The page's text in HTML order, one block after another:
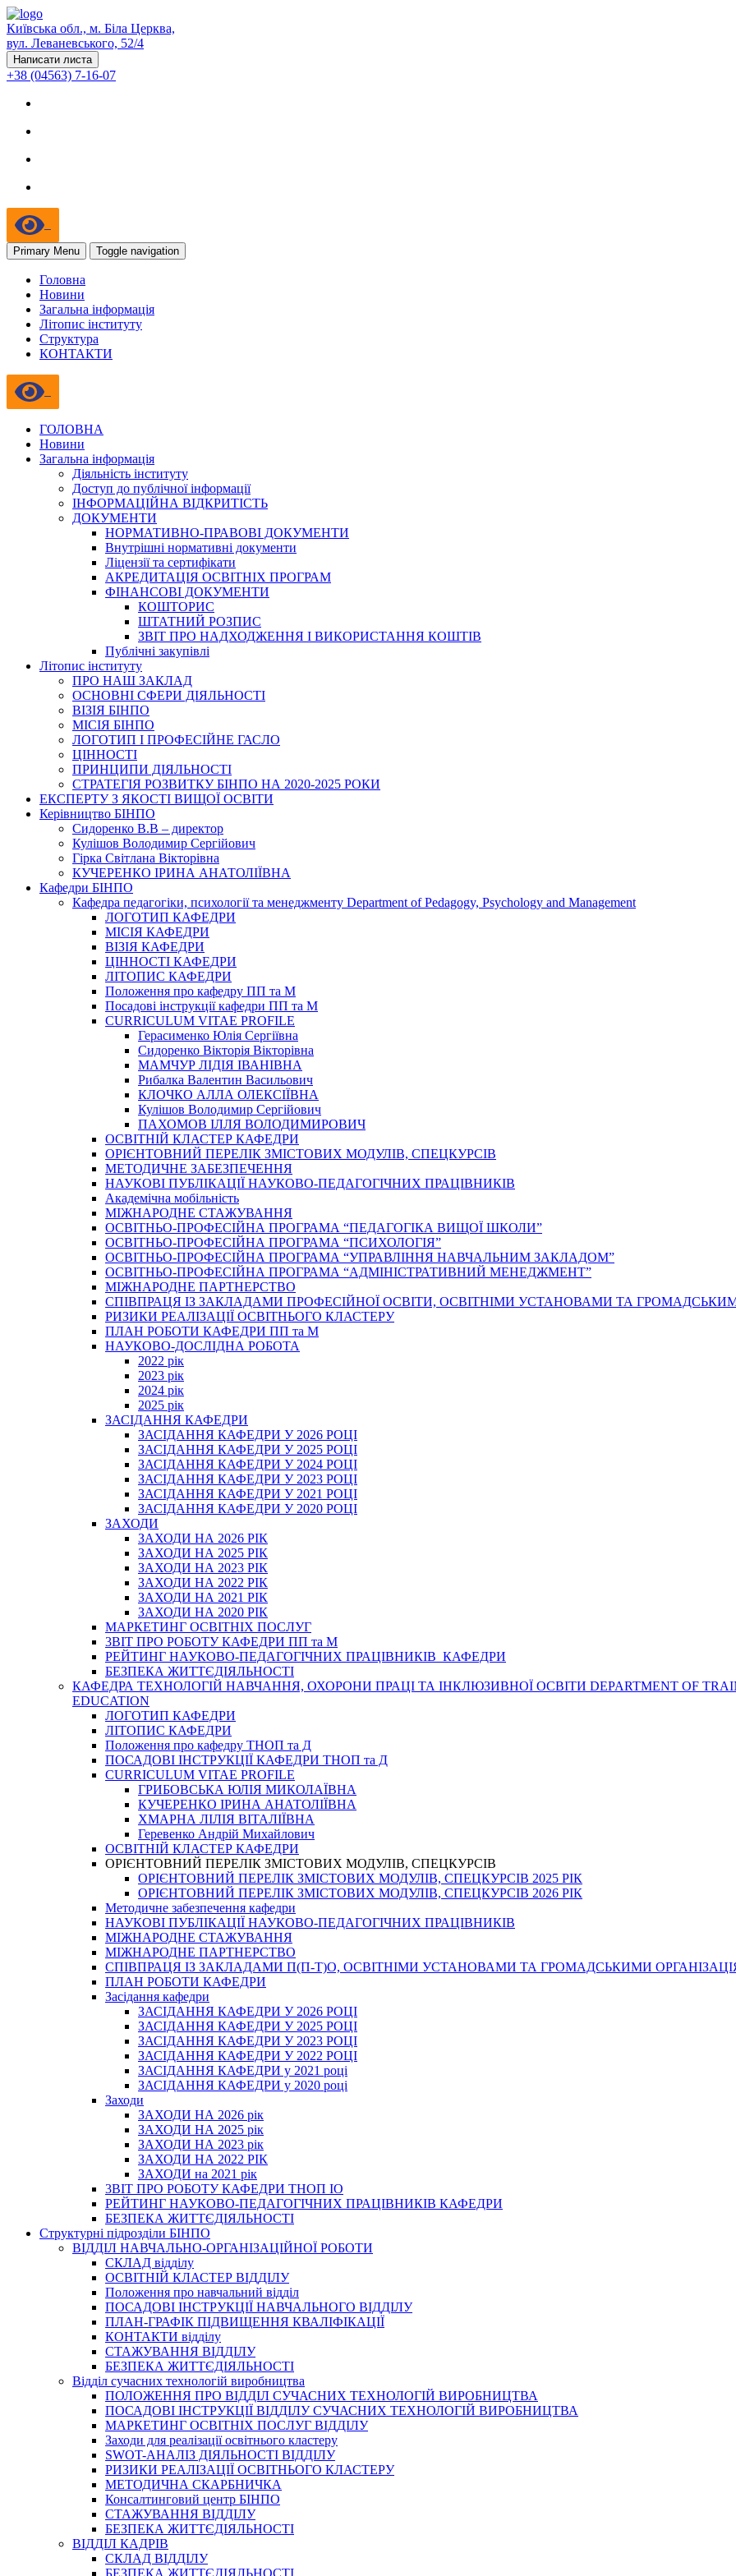
Київська обл., м. Біла Церква,
вул. Леваневського, 52/4
Написати листа
+38 (04563) 7-16-07
Primary Menu Toggle navigation
Головна
Новини
Загальна інформація
Літопис інституту
Структура
КОНТАКТИ
ГОЛОВНА
Новини
Загальна інформація
Діяльність інституту
Доступ до публічної інформації
ІНФОРМАЦІЙНА ВІДКРИТІСТЬ
ДОКУМЕНТИ
НОРМАТИВНО-ПРАВОВІ ДОКУМЕНТИ
Внутрішні нормативні документи
Ліцензії та сертифікати
АКРЕДИТАЦІЯ ОСВІТНІХ ПРОГРАМ
ФІНАНСОВІ ДОКУМЕНТИ
КОШТОРИС
ШТАТНИЙ РОЗПИС
ЗВІТ ПРО НАДХОДЖЕННЯ І ВИКОРИСТАННЯ КОШТІВ
Публічні закупівлі
Літопис інституту
ПРО НАШ ЗАКЛАД
ОСНОВНІ СФЕРИ ДІЯЛЬНОСТІ
ВІЗІЯ БІНПО
МІСІЯ БІНПО
ЛОГОТИП І ПРОФЕСІЙНЕ ГАСЛО
ЦІННОСТІ
ПРИНЦИПИ ДІЯЛЬНОСТІ
СТРАТЕГІЯ РОЗВИТКУ БІНПО НА 2020-2025 РОКИ
ЕКСПЕРТУ З ЯКОСТІ ВИЩОЇ ОСВІТИ
Керівництво БІНПО
Сидоренко В.В – директор
Кулішов Володимир Сергійович
Гірка Світлана Вікторівна
КУЧЕРЕНКО ІРИНА АНАТОЛІЇВНА
Кафедри БІНПО
Кафедра педагогіки, психології та менеджменту Department of Pedagogy, Psychology and Management
ЛОГОТИП КАФЕДРИ
МІСІЯ КАФЕДРИ
ВІЗІЯ КАФЕДРИ
ЦІННОСТІ КАФЕДРИ
ЛІТОПИС КАФЕДРИ
Положення про кафедру ПП та М
Посадові інструкції кафедри ПП та М
CURRICULUM VITAE PROFILE
Герасименко Юлія Сергіївна
Сидоренко Вікторія Вікторівна
МАМЧУР ЛІДІЯ ІВАНІВНА
Рибалка Валентин Васильович
КЛОЧКО АЛЛА ОЛЕКСІЇВНА
Кулішов Володимир Сергійович
ПАХОМОВ ІЛЛЯ ВОЛОДИМИРОВИЧ
ОСВІТНІЙ КЛАСТЕР КАФЕДРИ
ОРІЄНТОВНИЙ ПЕРЕЛІК ЗМІСТОВИХ МОДУЛІВ, СПЕЦКУРСІВ
МЕТОДИЧНЕ ЗАБЕЗПЕЧЕННЯ
НАУКОВІ ПУБЛІКАЦІЇ НАУКОВО-ПЕДАГОГІЧНИХ ПРАЦІВНИКІВ
Академічна мобільність
МІЖНАРОДНЕ СТАЖУВАННЯ
ОСВІТНЬО-ПРОФЕСІЙНА ПРОГРАМА “ПЕДАГОГІКА ВИЩОЇ ШКОЛИ”
ОСВІТНЬО-ПРОФЕСІЙНА ПРОГРАМА “ПСИХОЛОГІЯ”
ОСВІТНЬО-ПРОФЕСІЙНА ПРОГРАМА “УПРАВЛІННЯ НАВЧАЛЬНИМ ЗАКЛАДОМ”
ОСВІТНЬО-ПРОФЕСІЙНА ПРОГРАМА “АДМІНІСТРАТИВНИЙ МЕНЕДЖМЕНТ”
МІЖНАРОДНЕ ПАРТНЕРСТВО
СПІВПРАЦЯ ІЗ ЗАКЛАДАМИ ПРОФЕСІЙНОЇ ОСВІТИ, ОСВІТНІМИ УСТАНОВАМИ ТА
РИЗИКИ РЕАЛІЗАЦІЇ ОСВІТНЬОГО КЛАСТЕРУ
ПЛАН РОБОТИ КАФЕДРИ ПП та М
НАУКОВО-ДОСЛІДНА РОБОТА
2022 рік
2023 рік
2024 рік
2025 рік
ЗАСІДАННЯ КАФЕДРИ
ЗАСІДАННЯ КАФЕДРИ У 2026 РОЦІ
ЗАСІДАННЯ КАФЕДРИ У 2025 РОЦІ
ЗАСІДАННЯ КАФЕДРИ У 2024 РОЦІ
ЗАСІДАННЯ КАФЕДРИ У 2023 РОЦІ
ЗАСІДАННЯ КАФЕДРИ У 2021 РОЦІ
ЗАСІДАННЯ КАФЕДРИ У 2020 РОЦІ
ЗАХОДИ
ЗАХОДИ НА 2026 РІК
ЗАХОДИ НА 2025 РІК
ЗАХОДИ НА 2023 РІК
ЗАХОДИ НА 2022 РІК
ЗАХОДИ НА 2021 РІК
ЗАХОДИ НА 2020 РІК
МАРКЕТИНГ ОСВІТНІХ ПОСЛУГ
3BIT ПРО РОБОТУ КАФЕДРИ ПП та М
РЕЙТИНГ НАУКОВО-ПЕДАГОГІЧНИХ ПРАЦІВНИКІВ КАФЕДРИ
БЕЗПЕКА ЖИТТЄДІЯЛЬНОСТІ
КАФЕДРА ТЕХНОЛОГІЙ НАВЧАННЯ, ОХОРОНИ ПРАЦІ ТА ІНКЛЮЗИВНОЇ ОСВІТИ DEPARTMENT OF
EDUCATION
ЛОГОТИП КАФЕДРИ
ЛІТОПИС КАФЕДРИ
Положення про кафедру ТНОП та Д
ПОСАДОВІ ІНСТРУКЦІЇ КАФЕДРИ ТНОП та Д
CURRICULUM VITAE PROFILE
ГРИБОВСЬКА ЮЛІЯ МИКОЛАЇВНА
КУЧЕРЕНКО ІРИНА АНАТОЛІЇВНА
ХМАРНА ЛІЛІЯ ВІТАЛІЇВНА
Геревенко Андрій Михайлович
ОСВІТНІЙ КЛАСТЕР КАФЕДРИ
ОРІЄНТОВНИЙ ПЕРЕЛІК ЗМІСТОВИХ МОДУЛІВ, СПЕЦКУРСІВ
ОРІЄНТОВНИЙ ПЕРЕЛІК ЗМІСТОВИХ МОДУЛІВ, СПЕЦКУРСІВ 2025 РІК
ОРІЄНТОВНИЙ ПЕРЕЛІК ЗМІСТОВИХ МОДУЛІВ, СПЕЦКУРСІВ 2026 РІК
Методичне забезпечення кафедри
НАУКОВІ ПУБЛІКАЦІЇ НАУКОВО-ПЕДАГОГІЧНИХ ПРАЦІВНИКІВ
МІЖНАРОДНЕ СТАЖУВАННЯ
МІЖНАРОДНЕ ПАРТНЕРСТВО
СПІВПРАЦЯ ІЗ ЗАКЛАДАМИ П(П-Т)О, ОСВІТНІМИ УСТАНОВАМИ ТА ГРОМАДСЬКИМИ
ПЛАН РОБОТИ КАФЕДРИ
Засідання кафедри
ЗАСІДАННЯ КАФЕДРИ У 2026 РОЦІ
ЗАСІДАННЯ КАФЕДРИ У 2025 РОЦІ
ЗАСІДАННЯ КАФЕДРИ У 2023 РОЦІ
ЗАСІДАННЯ КАФЕДРИ У 2022 РОЦІ
ЗАСІДАННЯ КАФЕДРИ у 2021 році
ЗАСІДАННЯ КАФЕДРИ у 2020 році
Заходи
ЗАХОДИ НА 2026 рік
ЗАХОДИ НА 2025 рік
ЗАХОДИ НА 2023 рік
ЗАХОДИ НА 2022 РІК
ЗАХОДИ на 2021 рік
3BIT ПРО РОБОТУ КАФЕДРИ ТНОП ІО
РЕЙТИНГ НАУКОВО-ПЕДАГОГІЧНИХ ПРАЦІВНИКІВ КАФЕДРИ
БЕЗПЕКА ЖИТТЄДІЯЛЬНОСТІ
Структурні підрозділи БІНПО
ВІДДІЛ НАВЧАЛЬНО-ОРГАНІЗАЦІЙНОЇ РОБОТИ
СКЛАД відділу
ОСВІТНІЙ КЛАСТЕР ВІДДІЛУ
Положення про навчальний вiддiл
ПОСАДОВІ ІНСТРУКЦІЇ НАВЧАЛЬНОГО ВІДДІЛУ
ПЛАН-ГРАФІК ПІДВИЩЕННЯ КВАЛІФІКАЦІЇ
КОНТАКТИ відділу
СТАЖУВАННЯ ВІДДІЛУ
БЕЗПЕКА ЖИТТЄДІЯЛЬНОСТІ
Відділ сучасних технологій виробництва
ПОЛОЖЕННЯ ПРО ВІДДІЛ СУЧАСНИХ ТЕХНОЛОГІЙ ВИРОБНИЦТВА
ПОСАДОВІ ІНСТРУКЦІЇ ВІДДІЛУ СУЧАСНИХ ТЕХНОЛОГІЙ ВИРОБНИЦТВА
МАРКЕТИНГ ОСВІТНІХ ПОСЛУГ ВІДДІЛУ
Заходи для реалізації освітнього кластеру
SWOT-АНАЛІЗ ДІЯЛЬНОСТІ ВІДДІЛУ
РИЗИКИ РЕАЛІЗАЦІЇ ОСВІТНЬОГО КЛАСТЕРУ
МЕТОДИЧНА СКАРБНИЧКА
Консалтинговий центр БІНПО
СТАЖУВАННЯ ВІДДІЛУ
БЕЗПЕКА ЖИТТЄДІЯЛЬНОСТІ
ВІДДІЛ КАДРІВ
СКЛАД ВІДДІЛУ
БЕЗПЕКА ЖИТТЄДІЯЛЬНОСТІ